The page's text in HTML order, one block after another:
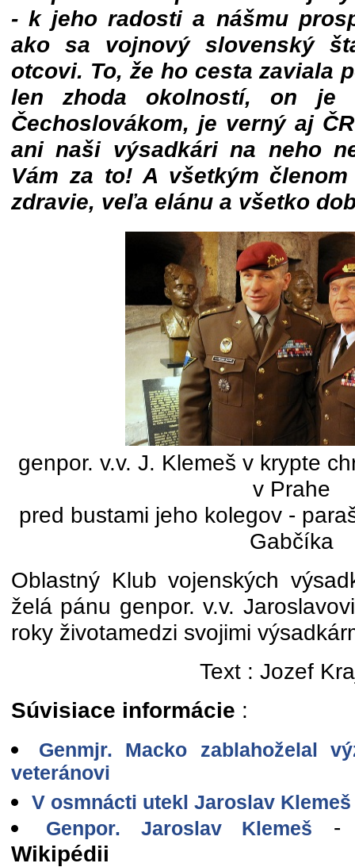
- k jeho radosti a nášmu
ako sa vojnový slovenský
otcovi. To, že ho cesta zaviala
len zhoda okolností, on je
Čechoslovákom, je verný aj
ani naši výsadkári na neho
Vám za to! A všetkým
zdravie, veľa elánu a všetko
genpor. v.v. J. Klemeš v krypte
v Prahe
pred bustami jeho kolegov -
Gabčíka
Oblastný Klub vojenských
želá pánu genpor. v.v.
roky životamedzi svojimi
Text : Jozef
Súvisiace informácie :
Genmjr. Macko zablahoželal
veteránovi
V osmnácti utekl Jaroslav
Genpor. Jaroslav Klemeš
Wikipédii